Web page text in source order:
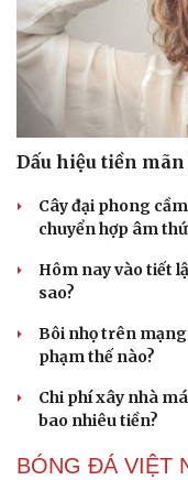
Phòng mạch online
Ăn sạch sống khỏe
Dấu hiệu tiền
Cây đại phong
chuyển hợp âm thứ
Hôm nay vào tiết
sao?
Bôi nhọ trên
phạm thế nào?
Chi phí xây nhà
bao nhiêu tiền?
BÓNG ĐÁ VIỆT